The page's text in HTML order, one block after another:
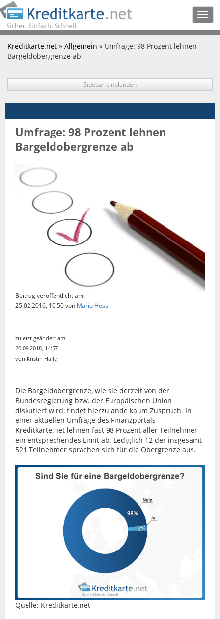
Kreditkarte.net » Allgemein » Umfrage: 98 Prozent lehnen
Bargeldobergrenze ab
Sidebar einblenden
Umfrage: 98 Prozent lehnen
Bargeldobergrenze ab
Beitrag veröffentlicht am:
25.02.2016, 10:50von Mario Hess
zuletzt geändert am:
20.09.2018, 14:57
von Kristin Halle
Die Bargeldobergrenze, wie sie derzeit von der
Bundesregierung bzw. der Europäischen Union
diskutiert wird, findet hierzulande kaum Zuspruch. In
einer aktuellen Umfrage des Finanzportals
Kreditkarte.net lehnen fast 98 Prozent aller Teilnehmer
ein entsprechendes Limit ab. Lediglich 12 der insgesamt
521 Teilnehmer sprachen sich für die Obergrenze aus.
Quelle: Kreditkarte.net